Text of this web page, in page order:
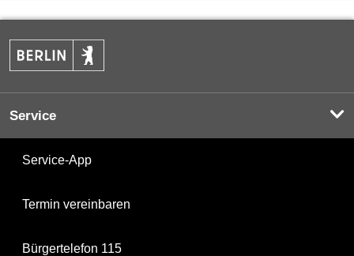
Service
Service-App
Termin vereinbaren
Bürgertelefon 115